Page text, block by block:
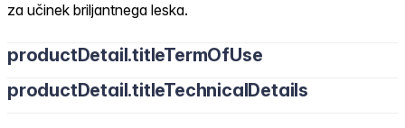
za učinek briljantnega leska.
productDetail.titleTermOfUse
productDetail.titleTechnicalDetails